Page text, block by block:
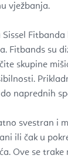
vježbanja.
Fitbands su
skupine
naprednih
svestran i
ili čak u
Ove se